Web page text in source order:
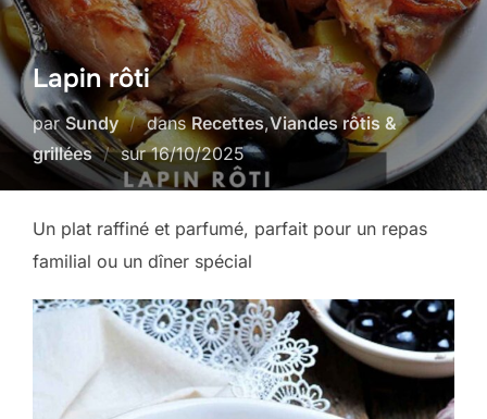
Lapin rôti
parSundy dansRecettes,Viandes rôtis &
grillées
surPublié
le
16/10/2025
Un plat raffiné et parfumé, parfait pour un repas
familial ou un dîner spécial